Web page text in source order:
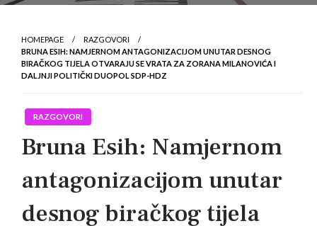
HOMEPAGE
RAZGOVORI
BRUNA ESIH: NAMJERNOM ANTAGONIZACIJOM UNUTAR DESNOG
BIRAČKOG TIJELA OTVARAJU SE VRATA ZA ZORANA MILANOVIĆA I
DALJNJI POLITIČKI DUOPOL SDP-HDZ
RAZGOVORI
Bruna Esih: Namjernom
antagonizacijom unutar
desnog biračkog tijela